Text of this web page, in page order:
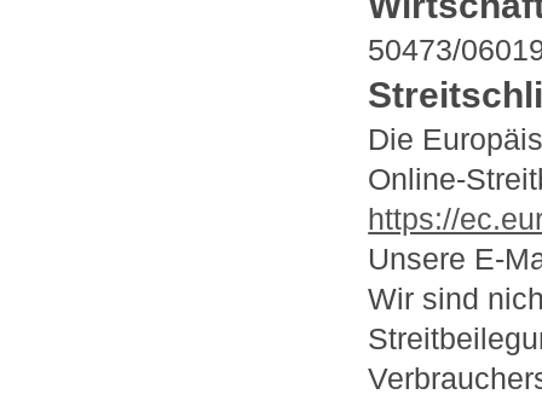
50473/
Die
Online-
https://
Unsere E-
Wir sind